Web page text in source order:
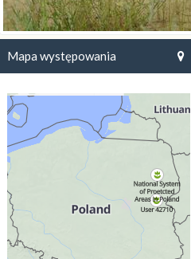
Mapa występowania